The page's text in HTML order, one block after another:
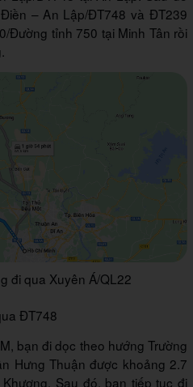
– An Lập/ĐT748 và ĐT239
Đường tỉnh 750 tại Minh Tân rồi
đi qua Xuyên Á/QL22
ĐT748
bạn đi dọc theo hướng Trường
Hưng Thuận được khoảng 2.7
Sau đó, bạn tiếp tục đi